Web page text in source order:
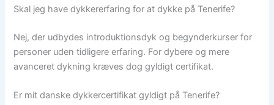
Skal jeg have dykkererfaring for at dykke på Tenerife?
Nej, der udbydes introduktionsdyk og begynderkurser for
personer uden tidligere erfaring. For dybere og mere
avanceret dykning kræves dog gyldigt certifikat.
Er mit danske dykkercertifikat gyldigt på Tenerife?